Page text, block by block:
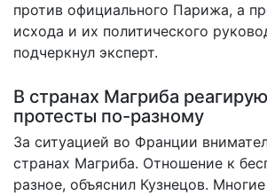
против официального Парижа, а
исхода и их политического
подчеркнул эксперт.
В странах Магриба
протесты по-разному
За ситуацией во Франции
странах Магриба. Отношение к
разное, объяснил Кузнецов.